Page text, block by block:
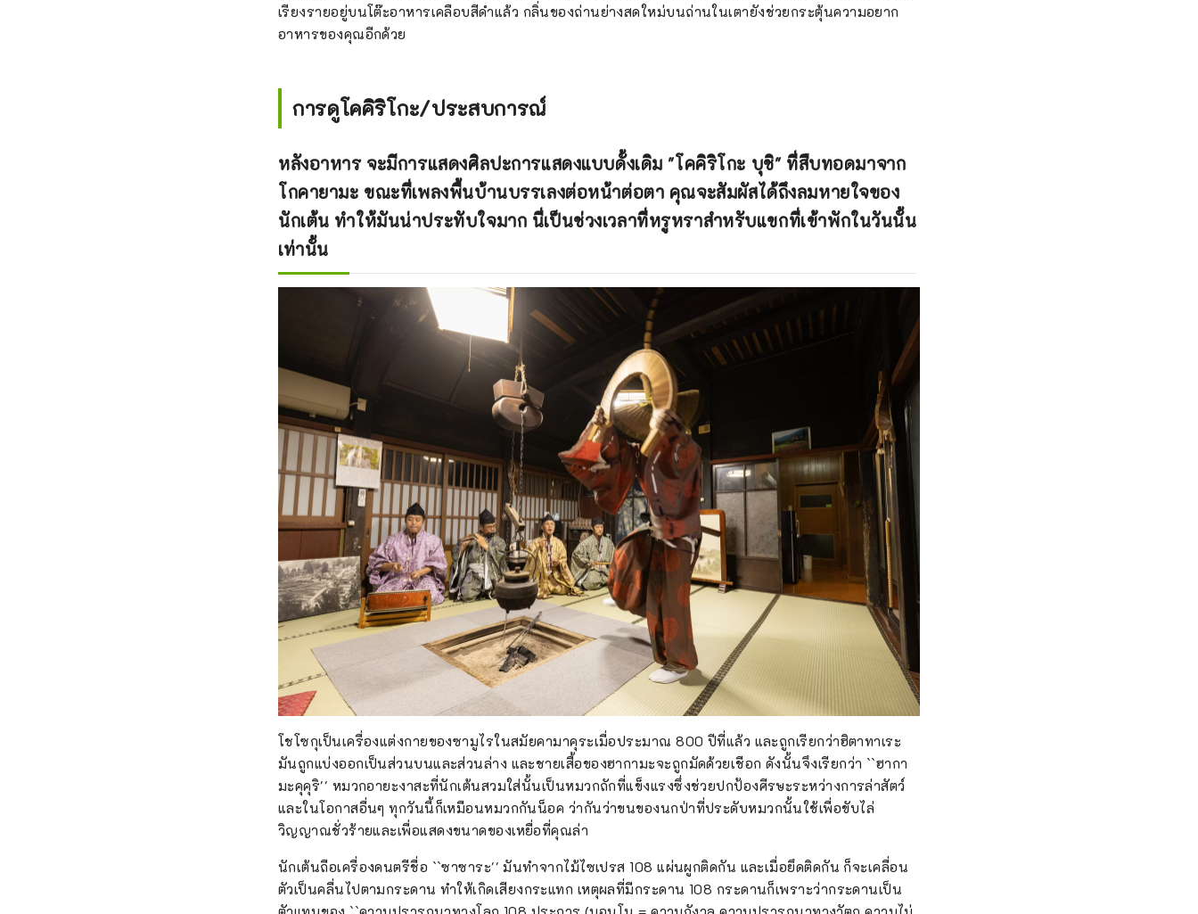
เรียงรายอยู่บนโต๊ะอาหารเคลือบสีดำแล้ว กลิ่นของถ่านย่างสดใหม่บนถ่านในเตายังช่วยกระตุ้นความอยาก
อาหารของคุณอีกด้วย
การดูโคคิริโกะ/ประสบการณ์
หลังอาหาร จะมีการแสดงศิลปะการแสดงแบบดั้งเดิม "โคคิริโกะ บุชิ" ที่สืบทอดมาจาก
โกคายามะ ขณะที่เพลงพื้นบ้านบรรเลงต่อหน้าต่อตา คุณจะสัมผัสได้ถึงลมหายใจของ
นักเต้น ทำให้มันน่าประทับใจมาก นี่เป็นช่วงเวลาที่หรูหราสำหรับแขกที่เข้าพักในวันนั้น
เท่านั้น
โชโซกุเป็นเครื่องแต่งกายของซามูไรในสมัยคามาคุระเมื่อประมาณ 800 ปีที่แล้ว และถูกเรียกว่าฮิตาทาเระ
มันถูกแบ่งออกเป็นส่วนบนและส่วนล่าง และชายเสื้อของฮากามะจะถูกมัดด้วยเชือก ดังนั้นจึงเรียกว่า ``ฮากา
มะคุคุริ'' หมวกอายะงาสะที่นักเต้นสวมใส่นั้นเป็นหมวกถักที่แข็งแรงซึ่งช่วยปกป้องศีรษะระหว่างการล่าสัตว์
และในโอกาสอื่นๆ ทุกวันนี้ก็เหมือนหมวกกันน็อค ว่ากันว่าขนของนกป่าที่ประดับหมวกนั้นใช้เพื่อขับไล่
วิญญาณชั่วร้ายและเพื่อแสดงขนาดของเหยื่อที่คุณล่า
นักเต้นถือเครื่องดนตรีชื่อ ``ซาซาระ'' มันทำจากไม้ไซเปรส 108 แผ่นผูกติดกัน และเมื่อยึดติดกัน ก็จะเคลื่อน
ตัวเป็นคลื่นไปตามกระดาน ทำให้เกิดเสียงกระแทก เหตุผลที่มีกระดาน 108 กระดานก็เพราะว่ากระดานเป็น